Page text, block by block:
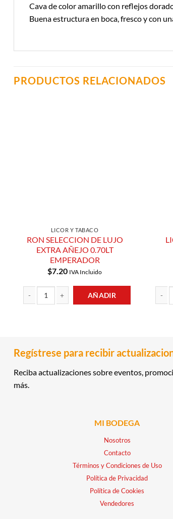
Cava de color amarillo con reflejos
Buena estructura en boca, fresco y con
PRODUCTOS RELACIONADOS
LICOR Y TABACO
RON SELECCION DE LUJO
EXTRA AÑEJO 0.70LT
EMPERADOR
$7.20 IVA Incluido
AÑADIR
Regístrese para recibir
Reciba actualizaciones sobre eventos,
más.
MI BODEGA
Nosotros
Contacto
Términos y Condiciones de Uso
Política de Privacidad
Política de Cookies
Vendedores